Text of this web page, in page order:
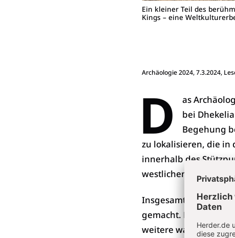
Ein kleiner Teil des
Kings – eine
Archäologie 2024, 7.3.2024,
D
as
bei
Begehung
zu lokalisieren, die in
innerhalb des
westlichen Ende des
Insgesamt wurden
gemacht. Für 47 der
weitere waren nur